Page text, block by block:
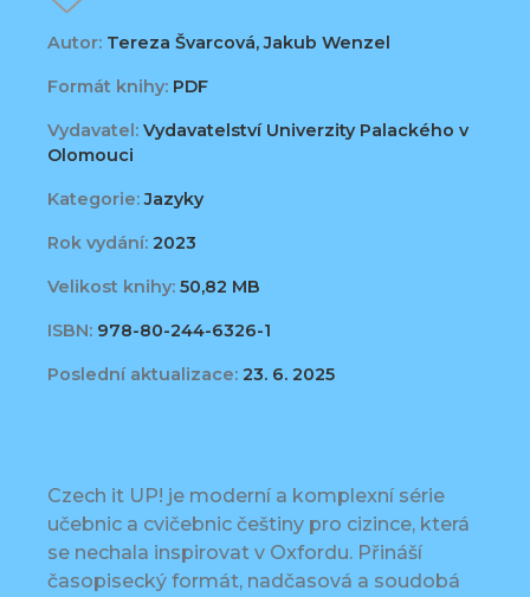
Autor: Tereza Švarcová, Jakub Wenzel
Formát knihy: PDF
Vydavatel: Vydavatelství Univerzity Palackého v
Olomouci
Kategorie:Jazyky
Rok vydání: 2023
Velikost knihy: 50,82 MB
ISBN: 978-80-244-6326-1
Poslední aktualizace: 23. 6. 2025
Czech it UP! je moderní a komplexní série
učebnic a cvičebnic češtiny pro cizince, která
se nechala inspirovat v Oxfordu. Přináší
časopisecký formát, nadčasová a soudobá